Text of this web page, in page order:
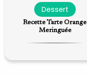
Dessert
Recette Tarte Orange
Meringuée